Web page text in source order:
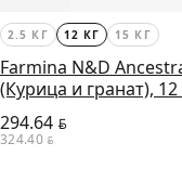
2.5 КГ 12 КГ 15 КГ
Farmina N&D
(Курица и гранат), 12
294.64 BYN
324.40 BYN